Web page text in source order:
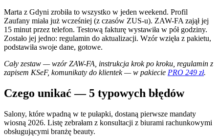
Marta z Gdyni zrobiła to wszystko w jeden weekend. Profil
Zaufany miała już wcześniej (z czasów ZUS-u). ZAW-FA zajął jej
15 minut przez telefon. Testową fakturę wystawiła w pół godziny.
Zostało jej jedno: regulamin do aktualizacji. Wzór wzięła z pakietu,
podstawiła swoje dane, gotowe.
Cały zestaw — wzór ZAW-FA, instrukcja krok po kroku, regulamin z
zapisem KSeF, komunikaty do klientek — w pakiecie PRO 249 zł.
Czego unikać — 5 typowych błędów
Salony, które wpadną w te pułapki, dostaną pierwsze mandaty
wiosną 2026. Listę zebrałam z konsultacji z biurami rachunkowymi
obsługującymi branżę beauty.